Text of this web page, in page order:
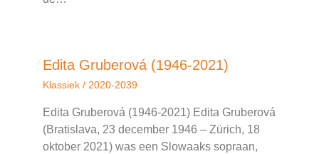
Edita Gruberová (1946-2021)
Klassiek / 2020-2039
Edita Gruberová (1946-2021) Edita Gruberová
(Bratislava, 23 december 1946 – Zürich, 18
oktober 2021) was een Slowaaks sopraan,